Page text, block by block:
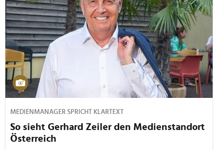
MEDIENMANAGER SPRICHT KLARTEXT
So sieht Gerhard Zeiler den Medienstandort
Österreich